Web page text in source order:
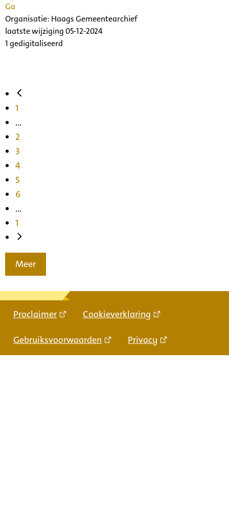
Ga
Organisatie: Haags Gemeentearchief
laatste wijziging 05-12-2024
1 gedigitaliseerd
1
...
2
3
4
5
6
...
1
Meer
Proclaimer Cookieverklaring
Gebruiksvoorwaarden Privacy